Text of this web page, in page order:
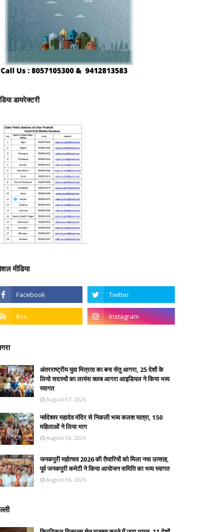
डायरेक्टरी
मीडिया
अंतरराष्ट्रीय युवा मित्रता का बना सेतु आगरा, 25 देशों के
लियो सदस्यों का लायंस क्लब आगरा आइडियल ने किया भव्य
स्वागत
August 07, 2026
नर्वदेश्वर महादेव मंदिर से निकली भव्य कलश यात्रा, 150
महिलाओं ने लिया भाग
August 06, 2026
जनकपुरी महोत्सव 2026 की तैयारियों को मिला नया उत्साह,
पूर्व जनकपुरी कमेटी ने किया आयोजन समिति का भव्य स्वागत
August 06, 2026